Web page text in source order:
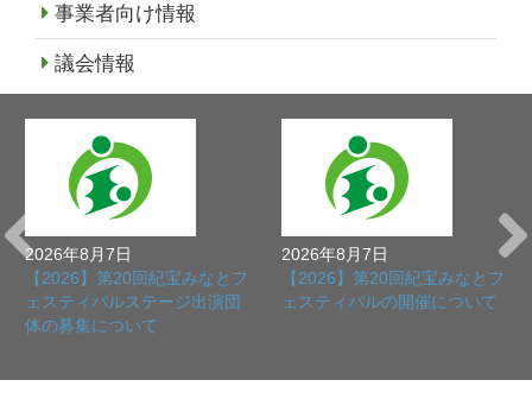
事業者向け情報
議会情報
2026年8月7日
【2026】第20回紀宝みなとフ
ェスティバルステージ出演団
体の募集について
2026年8月7日
【2026】第20回紀宝みなとフ
ェスティバルの開催について